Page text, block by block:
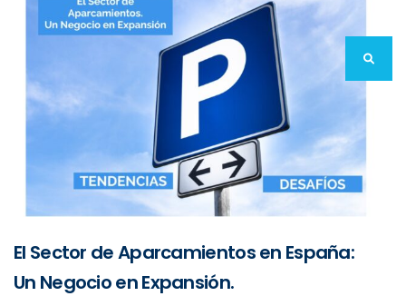
El Sector de Aparcamientos en España:
Un Negocio en Expansión.